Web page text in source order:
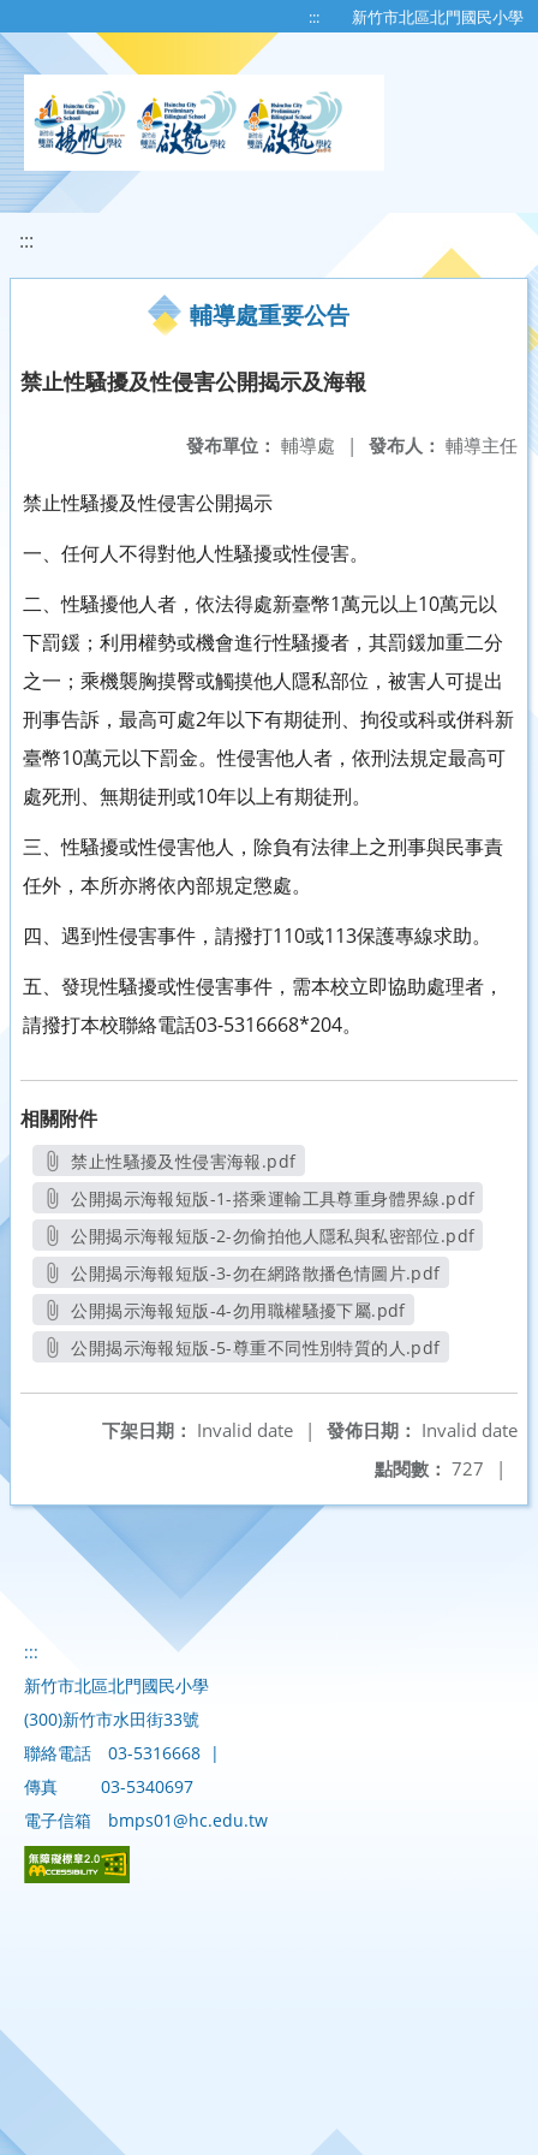
::: 新竹市北區北門國民小學
:::
輔導處重要公告
禁止性騷擾及性侵害公開揭示及海報
發布人： 輔導主任
發布單位： 輔導處 |
禁止性騷擾及性侵害公開揭示
一、任何人不得對他人性騷擾或性侵害。
二、性騷擾他人者，依法得處新臺幣1萬元以上10萬元以
下罰鍰；利用權勢或機會進行性騷擾者，其罰鍰加重二分
之一；乘機襲胸摸臀或觸摸他人隱私部位，被害人可提出
刑事告訴，最高可處2年以下有期徒刑、拘役或科或併科新
臺幣10萬元以下罰金。性侵害他人者，依刑法規定最高可
處死刑、無期徒刑或10年以上有期徒刑。
三、性騷擾或性侵害他人，除負有法律上之刑事與民事責
任外，本所亦將依內部規定懲處。
四、遇到性侵害事件，請撥打110或113保護專線求助。
五、發現性騷擾或性侵害事件，需本校立即協助處理者，
請撥打本校聯絡電話03-5316668*204。
相關附件
禁止性騷擾及性侵害海報.pdf
另開新視窗
公開揭示海報短版-1-搭乘運輸工具尊重身體界線.pdf
另開新視窗
公開揭示海報短版-2-勿偷拍他人隱私與私密部位.pdf
另開新視窗
公開揭示海報短版-3-勿在網路散播色情圖片.pdf
另開新視窗
公開揭示海報短版-4-勿用職權騷擾下屬.pdf
另開新視窗
公開揭示海報短版-5-尊重不同性別特質的人.pdf
發佈日期： Invalid date
下架日期： Invalid date
|
點閱數： 727 |
:::
新竹市北區北門國民小學
(300)新竹市水田街33號
聯絡電話
03-5316668 |
傳真
03-5340697
電子信箱
bmps01@hc.edu.tw